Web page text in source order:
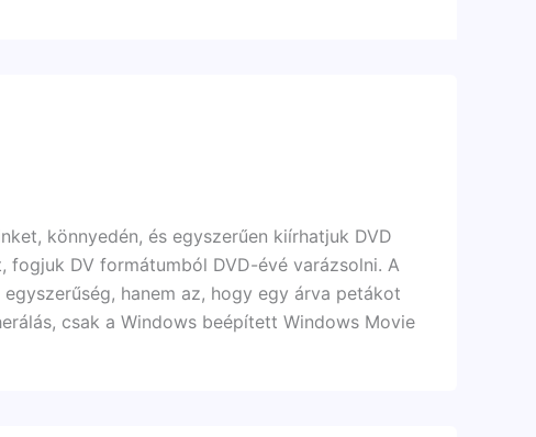
könnyedén, és egyszerűen kiírhatjuk DVD
DV formátumból DVD-évé varázsolni. A
hanem az, hogy egy árva petákot
csak a Windows beépített Windows Movie